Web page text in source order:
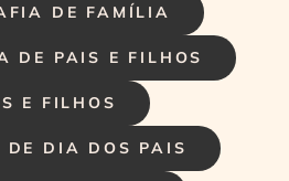
DE FAMÍLIA
DE PAIS E FILHOS
E FILHOS
DE DIA DOS PAIS